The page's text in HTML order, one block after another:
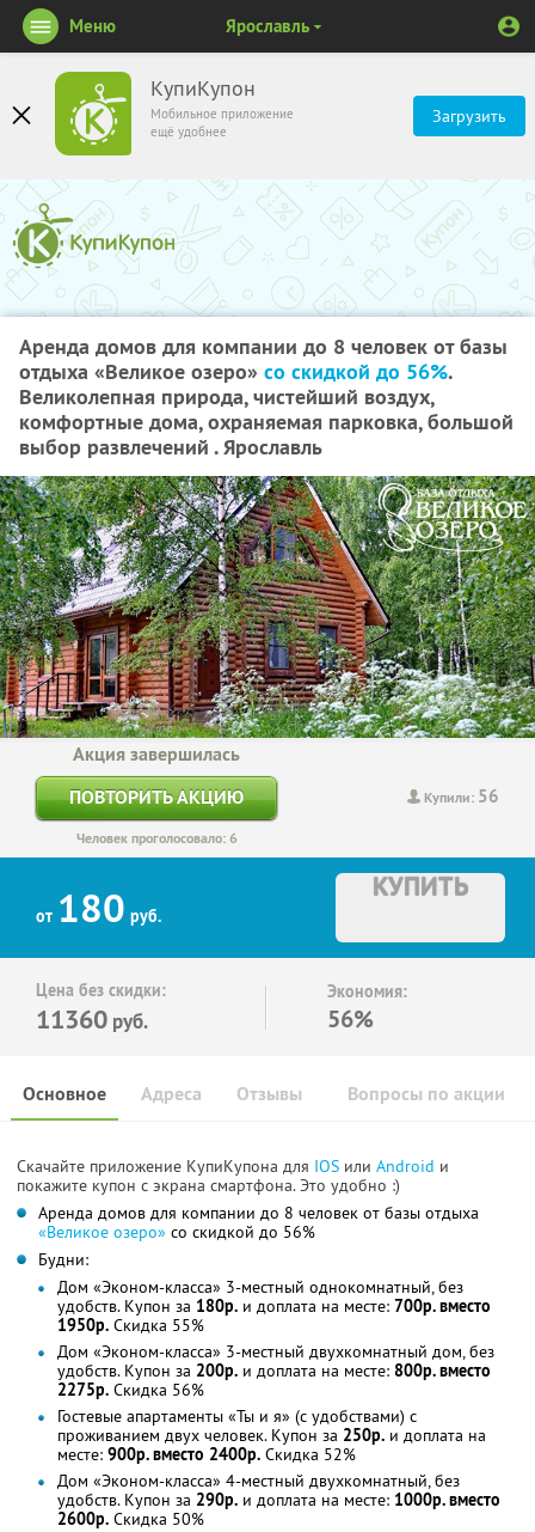
КупиКупон
Мобильное приложение
ещё удобнее
Загрузить
Меню Ярославль
Аренда домов для компании до 8 человек от базы
отдыха «Великое озеро» со скидкой до 56%.
Великолепная природа, чистейший воздух,
комфортные дома, охраняемая парковка, большой
выбор развлечений . Ярославль
Купили: 56
Акция завершилась
ПОВТОРИТЬ АКЦИЮ
Человек проголосовало: 6
от 180 руб.
КУПИТЬ
Цена без скидки:
11360 руб.
Экономия:
56%
Основное Отзывы Вопросы по акции
Адреса
Скачайте приложение КупиКупона для IOS или Android и
покажите купон с экрана смартфона. Это удобно :)
Аренда домов для компании до 8 человек от базы отдыха
«Великое озеро» со скидкой до 56%
Будни:
Дом «Эконом-класса» 3-местный однокомнатный, без
удобств. Купон за 180р. и доплата на месте: 700р. вместо
1950р. Скидка 55%
Дом «Эконом-класса» 3-местный двухкомнатный дом, без
удобств. Купон за 200р. и доплата на месте: 800р. вместо
2275р. Скидка 56%
Гостевые апартаменты «Ты и я» (с удобствами) с
проживанием двух человек. Купон за 250р. и доплата на
месте: 900р. вместо 2400р. Скидка 52%
Дом «Эконом-класса» 4-местный двухкомнатный, без
удобств. Купон за 290р. и доплата на месте: 1000р. вместо
2600р. Скидка 50%